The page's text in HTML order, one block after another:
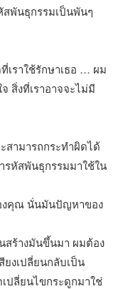
พันธุกรรมเป็นพันๆ
เราใช้รักษาเธอ … ผม
สิ่งที่เราอาจจะไม่มี
สามารถกระทำผิดได้
รหัสพันธุกรรมมาใช้ใน
คุณ นั่นมันปัญหาของ
ร้างมันขึ้นมา ผมต้อง
ยงเปลี่ยนกลับเป็น
ปลี่ยนไขกระดูกมาใช่